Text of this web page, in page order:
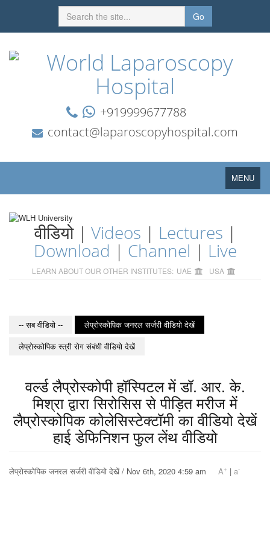
Go
+919999677788
contact@laparoscopyhospital.com
Toggle
navigation
MENU
वीडियो | Videos | Lectures |
Download | Channel | Live
LEARN ABOUT OUR OTHER INSTITUTES: UAE USA
-- सब वीडियो --
लेप्रोस्कोपिक जनरल सर्जरी वीडियो देखें
लेप्रोस्कोपिक स्त्री रोग संबंधी वीडियो देखें
वर्ल्ड लैप्रोस्कोपी हॉस्पिटल में डॉ. आर. के.
मिश्रा द्वारा सिरोसिस से पीड़ित मरीज में
लैप्रोस्कोपिक कोलेसिस्टेक्टॉमी का वीडियो देखें
हाई डेफिनिशन फुल लेंथ वीडियो
लेप्रोस्कोपिक जनरल सर्जरी वीडियो देखें / Nov 6th, 2020 4:59 am A+ | a-